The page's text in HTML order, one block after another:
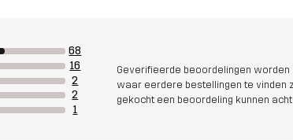
68
16
2
2
1
Geverifieerde beoordelingen worden
waar eerdere bestellingen te vinden
gekocht een beoordeling kunnen